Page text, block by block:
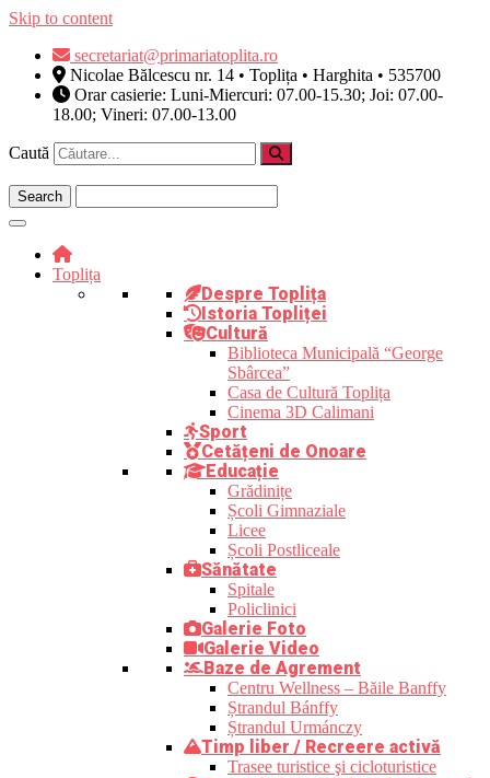
Skip to content
secretariat@primariatoplita.ro
Nicolae Bălcescu nr. 14 • Toplița • Harghita • 535700
Orar casierie: Luni-Miercuri: 07.00-15.30; Joi: 07.00-
18.00; Vineri: 07.00-13.00
Caută
Toplița
Despre Toplița
Istoria Topliței
Cultură
Biblioteca Municipală “George
Sbârcea”
Casa de Cultură Toplița
Cinema 3D Calimani
Sport
Cetățeni de Onoare
Educație
Grădinițe
Școli Gimnaziale
Licee
Școli Postliceale
Sănătate
Spitale
Policlinici
Galerie Foto
Galerie Video
Baze de Agrement
Centru Wellness – Băile Banffy
Ștrandul Bánffy
Ștrandul Urmánczy
Timp liber / Recreere activă
Trasee turistice şi cicloturistice